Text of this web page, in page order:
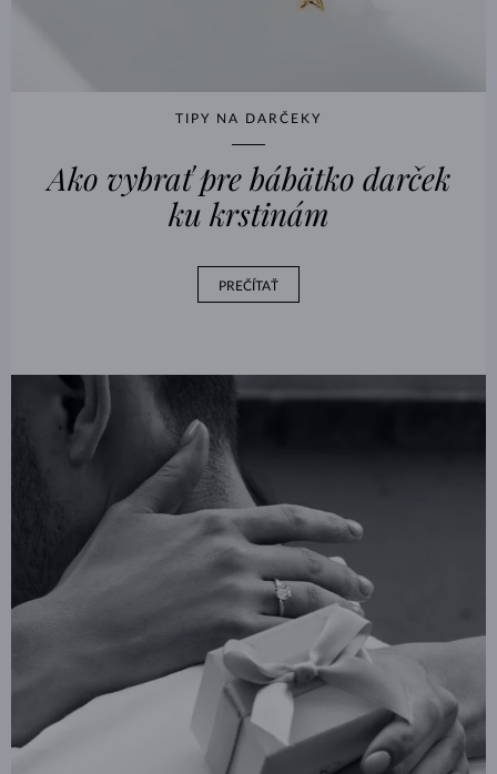
TIPY NA DARČEKY
Ako vybrať pre bábätko darček
ku krstinám
PREČÍTAŤ